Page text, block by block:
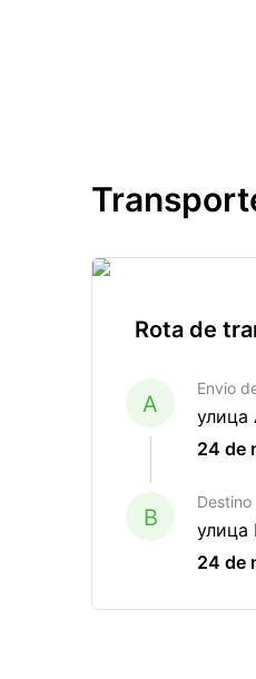
Rota de
A
Envio
улица
24 de
B
Destino
улица
24 de